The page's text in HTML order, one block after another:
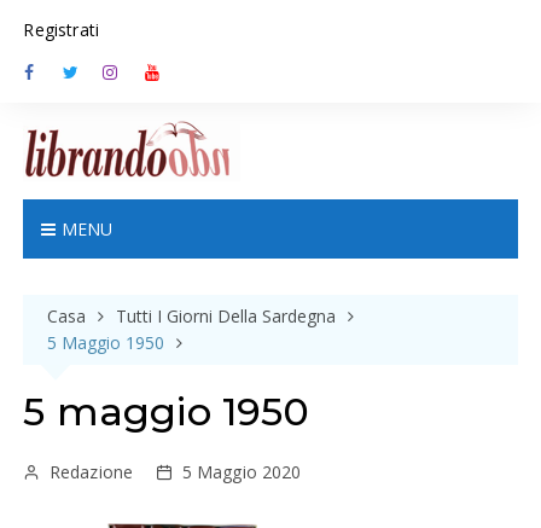
Registrati
MENU
Casa
Tutti I Giorni Della Sardegna
5 Maggio 1950
5 maggio 1950
Redazione 5 Maggio 2020